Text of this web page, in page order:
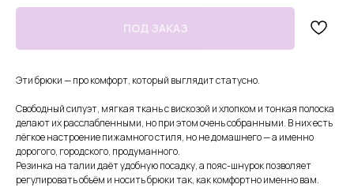
Эти брюки — про комфорт, который выглядит статусно.
Свободный силуэт, мягкая ткань с вискозой и хлопком и тонкая полоска
делают их расслабленными, но при этом очень собранными. В них есть
лёгкое настроение пижамного стиля, но не домашнего — а именно
дорогого, городского, продуманного.
Резинка на талии даёт удобную посадку, а пояс-шнурок позволяет
регулировать объём и носить брюки так, как комфортно именно вам.